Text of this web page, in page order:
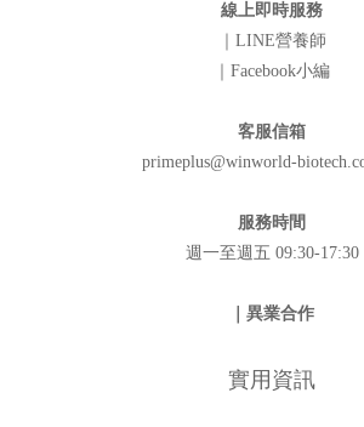
線上即時服務
｜LINE營養師
｜Facebook小編
客服信箱
primeplus@winworld-
服務時間
週一至週五 09:30-17:30
｜異業合作
實用資訊